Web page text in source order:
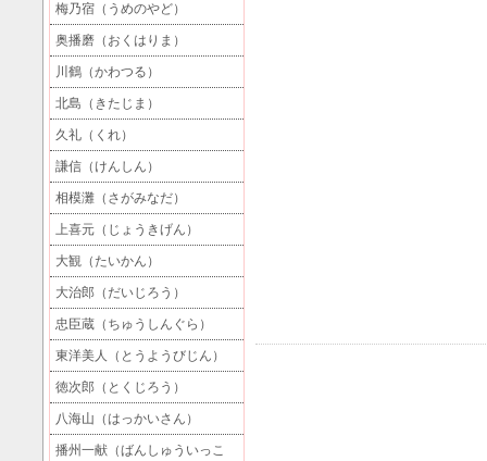
梅乃宿（うめのやど）
奥播磨（おくはりま）
川鶴（かわつる）
北島（きたじま）
久礼（くれ）
謙信（けんしん）
相模灘（さがみなだ）
上喜元（じょうきげん）
大観（たいかん）
大治郎（だいじろう）
忠臣蔵（ちゅうしんぐら）
東洋美人（とうようびじん）
徳次郎（とくじろう）
八海山（はっかいさん）
播州一献（ばんしゅういっこ